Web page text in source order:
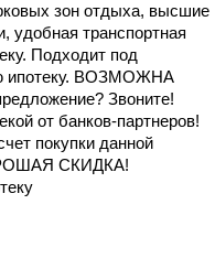
зон отдыха, высшие
удобная транспортная
Подходит под
ипотеку. ВОЗМОЖНА
Звоните!
от банков-партнеров!
покупки данной
СКИДКА!